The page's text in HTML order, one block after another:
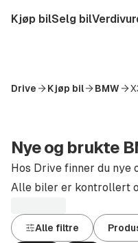
tilKjøp bilSelg bil
Drive Kjøp bil BMW
Nye og brukte
Hos Drive finner du nye
Alle biler er kontrollert
Alle filtre